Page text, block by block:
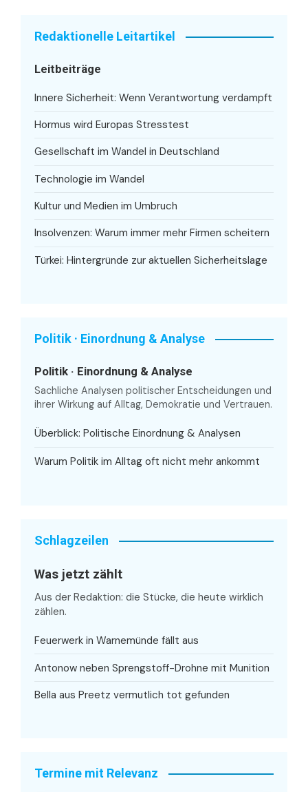
Redaktionelle Leitartikel
Leitbeiträge
Innere Sicherheit: Wenn Verantwortung verdampft
Hormus wird Europas Stresstest
Gesellschaft im Wandel in Deutschland
Technologie im Wandel
Kultur und Medien im Umbruch
Insolvenzen: Warum immer mehr Firmen scheitern
Türkei: Hintergründe zur aktuellen Sicherheitslage
Politik · Einordnung & Analyse
Politik · Einordnung & Analyse
Sachliche Analysen politischer Entscheidungen und
ihrer Wirkung auf Alltag, Demokratie und Vertrauen.
Überblick: Politische Einordnung & Analysen
Warum Politik im Alltag oft nicht mehr ankommt
Schlagzeilen
Was jetzt zählt
Aus der Redaktion: die Stücke, die heute wirklich
zählen.
Feuerwerk in Warnemünde fällt aus
Antonow neben Sprengstoff-Drohne mit Munition
Bella aus Preetz vermutlich tot gefunden
Termine mit Relevanz